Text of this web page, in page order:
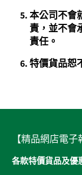
本公司不會
責，並不會
責任。
特價貨品恕
【精品網店電子
各款特價貨品及優